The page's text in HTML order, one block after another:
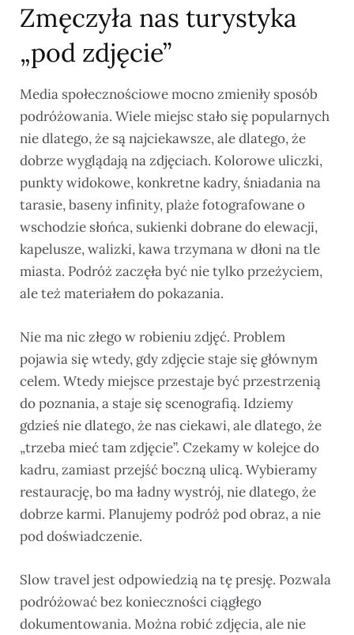
Zmęczyła nas turystyka
„pod zdjęcie”
Media społecznościowe mocno zmieniły sposób
podróżowania. Wiele miejsc stało się popularnych
nie dlatego, że są najciekawsze, ale dlatego, że
dobrze wyglądają na zdjęciach. Kolorowe uliczki,
punkty widokowe, konkretne kadry, śniadania na
tarasie, baseny infinity, plaże fotografowane o
wschodzie słońca, sukienki dobrane do elewacji,
kapelusze, walizki, kawa trzymana w dłoni na tle
miasta. Podróż zaczęła być nie tylko przeżyciem,
ale też materiałem do pokazania.
Nie ma nic złego w robieniu zdjęć. Problem
pojawia się wtedy, gdy zdjęcie staje się głównym
celem. Wtedy miejsce przestaje być przestrzenią
do poznania, a staje się scenografią. Idziemy
gdzieś nie dlatego, że nas ciekawi, ale dlatego, że
„trzeba mieć tam zdjęcie”. Czekamy w kolejce do
kadru, zamiast przejść boczną ulicą. Wybieramy
restaurację, bo ma ładny wystrój, nie dlatego, że
dobrze karmi. Planujemy podróż pod obraz, a nie
pod doświadczenie.
Slow travel jest odpowiedzią na tę presję. Pozwala
podróżować bez konieczności ciągłego
dokumentowania. Można robić zdjęcia, ale nie